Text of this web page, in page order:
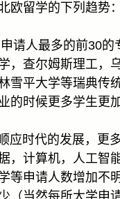
欧留学的下列趋势
请人最多的前30的
，查尔姆斯理工，
雪平大学等瑞典传
的时候更多学生更
时代的发展，更
，计算机，人工智
等申请人数增加不
（当然每所大学申